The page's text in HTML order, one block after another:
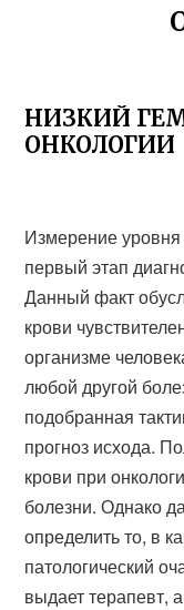
НИЗКИЙ
ОНКОЛОГИИ
Измерение
первый этап
Данный факт
крови
организме
любой другой
подобранная
прогноз исхода.
крови при
болезни. Однако
определить то, в
патологический
выдает терапевт,